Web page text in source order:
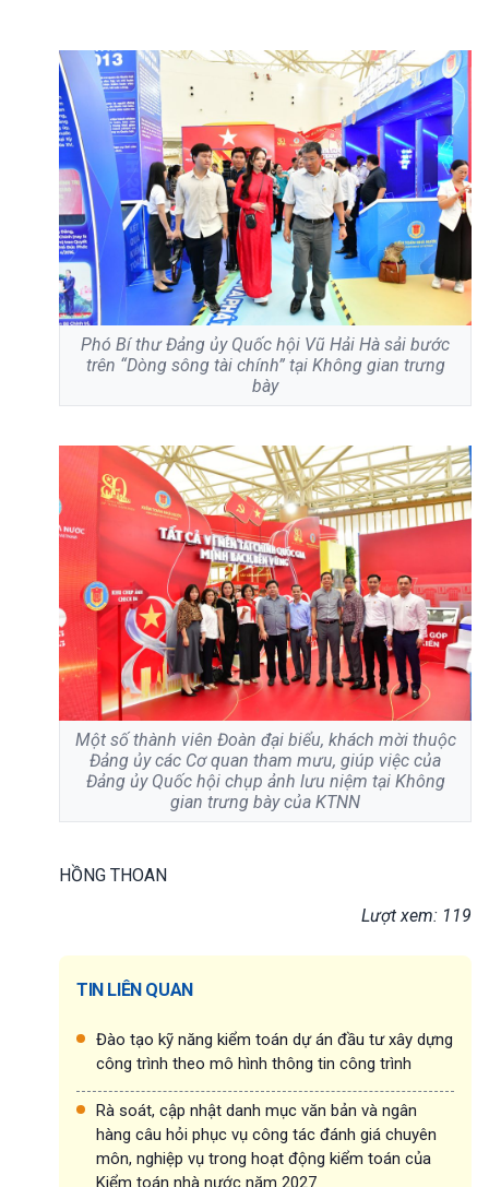
Phó Bí thư Đảng ủy Quốc hội Vũ Hải Hà sải bước
trên “Dòng sông tài chính” tại Không gian trưng
bày
Một số thành viên Đoàn đại biểu, khách mời thuộc
Đảng ủy các Cơ quan tham mưu, giúp việc của
Đảng ủy Quốc hội chụp ảnh lưu niệm tại Không
gian trưng bày của KTNN
HỒNG THOAN
Lượt xem: 119
TIN LIÊN QUAN
Đào tạo kỹ năng kiểm toán dự án đầu tư xây dựng
công trình theo mô hình thông tin công trình
Rà soát, cập nhật danh mục văn bản và ngân
hàng câu hỏi phục vụ công tác đánh giá chuyên
môn, nghiệp vụ trong hoạt động kiểm toán của
Kiểm toán nhà nước năm 2027